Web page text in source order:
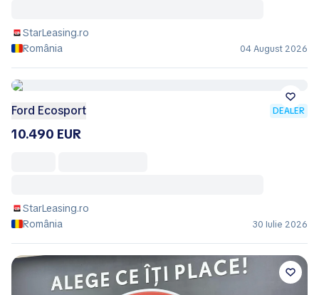
StarLeasing.ro
România
04 August 2026
Ford Ecosport DEALER
10.490 EUR
StarLeasing.ro
România
30 Iulie 2026